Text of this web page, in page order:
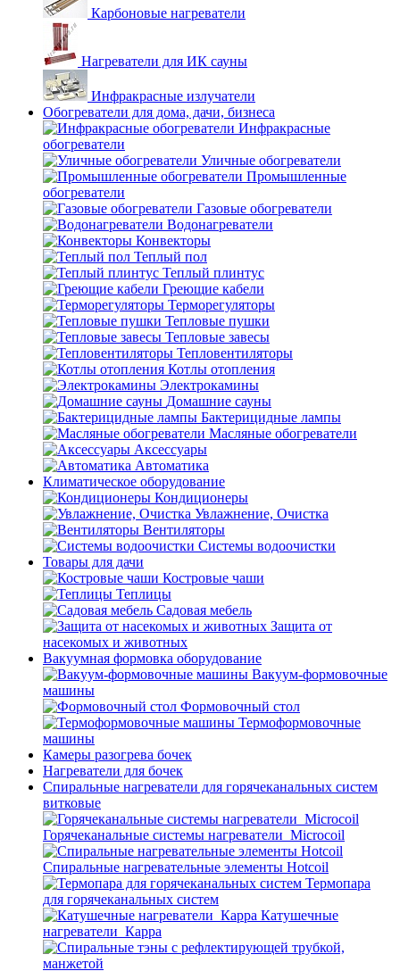
Карбоновые нагреватели
Нагреватели для ИК сауны
Инфракрасные излучатели
Обогреватели для дома, дачи, бизнеса
Инфракрасные
обогреватели
Уличные обогреватели
Промышленные
обогреватели
Газовые обогреватели
Водонагреватели
Конвекторы
Теплый пол
Теплый плинтус
Греющие кабели
Терморегуляторы
Тепловые пушки
Тепловые завесы
Тепловентиляторы
Котлы отопления
Электрокамины
Домашние сауны
Бактерицидные лампы
Масляные обогреватели
Аксессуары
Автоматика
Климатическое оборудование
Кондиционеры
Увлажнение, Очистка
Вентиляторы
Системы водоочистки
Товары для дачи
Костровые чаши
Теплицы
Садовая мебель
Защита от
насекомых и животных
Вакуумная формовка оборудование
Вакуум-формовочные
машины
Формовочный стол
Термоформовочные
машины
Камеры разогрева бочек
Нагреватели для бочек
Спиральные нагреватели для горячеканальных систем
витковые
Горячеканальные системы нагреватели_Microcoil
Спиральные нагревательные элементы Hotcoil
Термопара
для горячеканальных систем
Катушечные
нагреватели_Карра